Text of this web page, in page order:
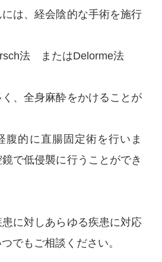
は、経会陰的な手術を施行
法 またはDelorme法
く、全身麻酔をかけることが
腹的に直腸固定術を行いま
で低侵襲に行うことができ
に対しあらゆる疾患に対応
でもご相談ください。